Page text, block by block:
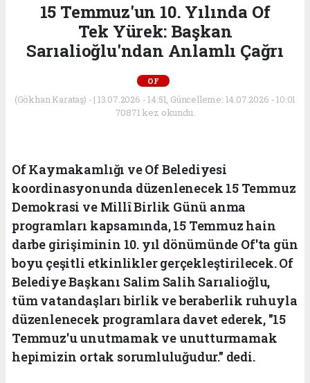
15 Temmuz'un 10. Yılında Of
Tek Yürek: Başkan
Sarıalioğlu'ndan Anlamlı Çağrı
OF
(Gökhan Karataş) - | 13.07.2026 - 14:51, Güncelleme: 14.07.2026 - 10:01
70871 kez okundu.
Of Kaymakamlığı ve Of Belediyesi
koordinasyonunda düzenlenecek 15 Temmuz
Demokrasi ve Millî Birlik Günü anma
programları kapsamında, 15 Temmuz hain
darbe girişiminin 10. yıl dönümünde Of'ta gün
boyu çeşitli etkinlikler gerçekleştirilecek. Of
Belediye Başkanı Salim Salih Sarıalioğlu,
tüm vatandaşları birlik ve beraberlik ruhuyla
düzenlenecek programlara davet ederek, "15
Temmuz'u unutmamak ve unutturmamak
hepimizin ortak sorumluluğudur." dedi.